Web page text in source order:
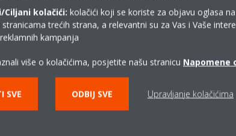
Ciljani kolačići: kolačići koji se koriste za objavu oglasa
trećih strana, a relevantni su za Vas i Vaše
kampanja
više o kolačićima, posjetite našu stranicu Napomene
SVE ODBIJ SVE Upravljanje kolačićima